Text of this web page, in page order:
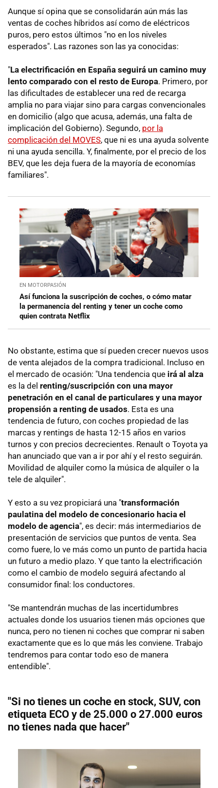
Aunque sí opina que se consolidarán aún más las
ventas de coches híbridos así como de eléctricos
puros, pero estos últimos "no en los niveles
esperados". Las razones son las ya conocidas:
"La electrificación en España seguirá un camino muy
lento comparado con el resto de Europa. Primero, por
las dificultades de establecer una red de recarga
amplia no para viajar sino para cargas convencionales
en domicilio (algo que acusa, además, una falta de
implicación del Gobierno). Segundo, por la
complicación del MOVES, que ni es una ayuda solvente
ni una ayuda sencilla. Y, finalmente, por el precio de los
BEV, que les deja fuera de la mayoría de economías
familiares".
EN MOTORPASIÓN
Así funciona la suscripción de coches, o cómo matar
la permanencia del renting y tener un coche como
quien contrata Netflix
No obstante, estima que sí pueden crecer nuevos usos
de venta alejados de la compra tradicional. Incluso en
el mercado de ocasión: "Una tendencia que irá al alza
es la del renting/suscripción con una mayor
penetración en el canal de particulares y una mayor
propensión a renting de usados. Esta es una
tendencia de futuro, con coches propiedad de las
marcas y rentings de hasta 12-15 años en varios
turnos y con precios decrecientes. Renault o Toyota ya
han anunciado que van a ir por ahí y el resto seguirán.
Movilidad de alquiler como la música de alquiler o la
tele de alquiler".
Y esto a su vez propiciará una "transformación
paulatina del modelo de concesionario hacia el
modelo de agencia", es decir: más intermediarios de
presentación de servicios que puntos de venta. Sea
como fuere, lo ve más como un punto de partida hacia
un futuro a medio plazo. Y que tanto la electrificación
como el cambio de modelo seguirá afectando al
consumidor final: los conductores.
"Se mantendrán muchas de las incertidumbres
actuales donde los usuarios tienen más opciones que
nunca, pero no tienen ni coches que comprar ni saben
exactamente que es lo que más les conviene. Trabajo
tendremos para contar todo eso de manera
entendible".
"Si no tienes un coche en stock, SUV, con
etiqueta ECO y de 25.000 o 27.000 euros
no tienes nada que hacer"